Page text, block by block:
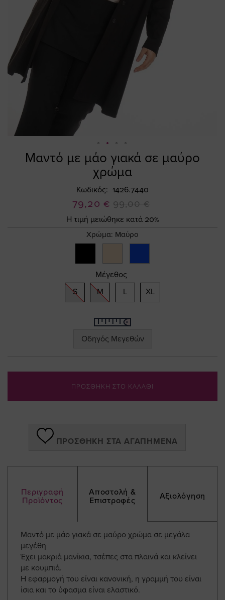
Μαντό με μάο γιακά σε μαύρο
χρώμα
Κωδικός 1426.7440
Ειδική
Τιμή
79,20 € 99,00 €
Η τιμή μειώθηκε κατά 20%
Χρώμα: Μαύρο
Μέγεθος
S
M L XL
Οδηγός Μεγεθών
ΠΡΟΣΘΗΚΗ ΣΤΟ ΚΑΛΑΘΙ
ΠΡΟΣΘΉΚΗ ΣΤΑ ΑΓΑΠΗΜΈΝΑ
Περιγραφή
Προϊόντος
Αποστολή &
Επιστροφές
Αξιολόγηση
Μαντό με μάο γιακά σε μαύρο χρώμα σε μεγάλα
μεγέθη
Έχει μακριά μανίκια, τσέπες στα πλαινά και κλείνει
με κουμπιά.
Η εφαρμογή του είναι κανονική, η γραμμή του είναι
ίσια και το ύφασμα είναι ελαστικό.